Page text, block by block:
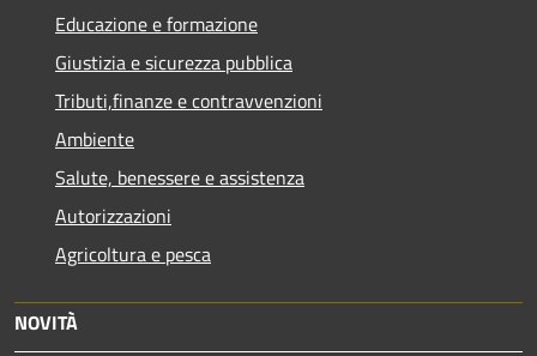
Educazione e formazione
Giustizia e sicurezza pubblica
Tributi,finanze e contravvenzioni
Ambiente
Salute, benessere e assistenza
Autorizzazioni
Agricoltura e pesca
NOVITÀ